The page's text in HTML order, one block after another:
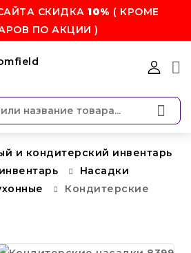
СКИДКА10% ( КРОМЕ
ПО АКЦИИ )
и кондитерский инвентарь
Насадки
Кондитерские